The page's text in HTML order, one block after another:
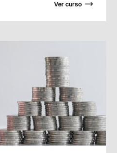
Ver curso